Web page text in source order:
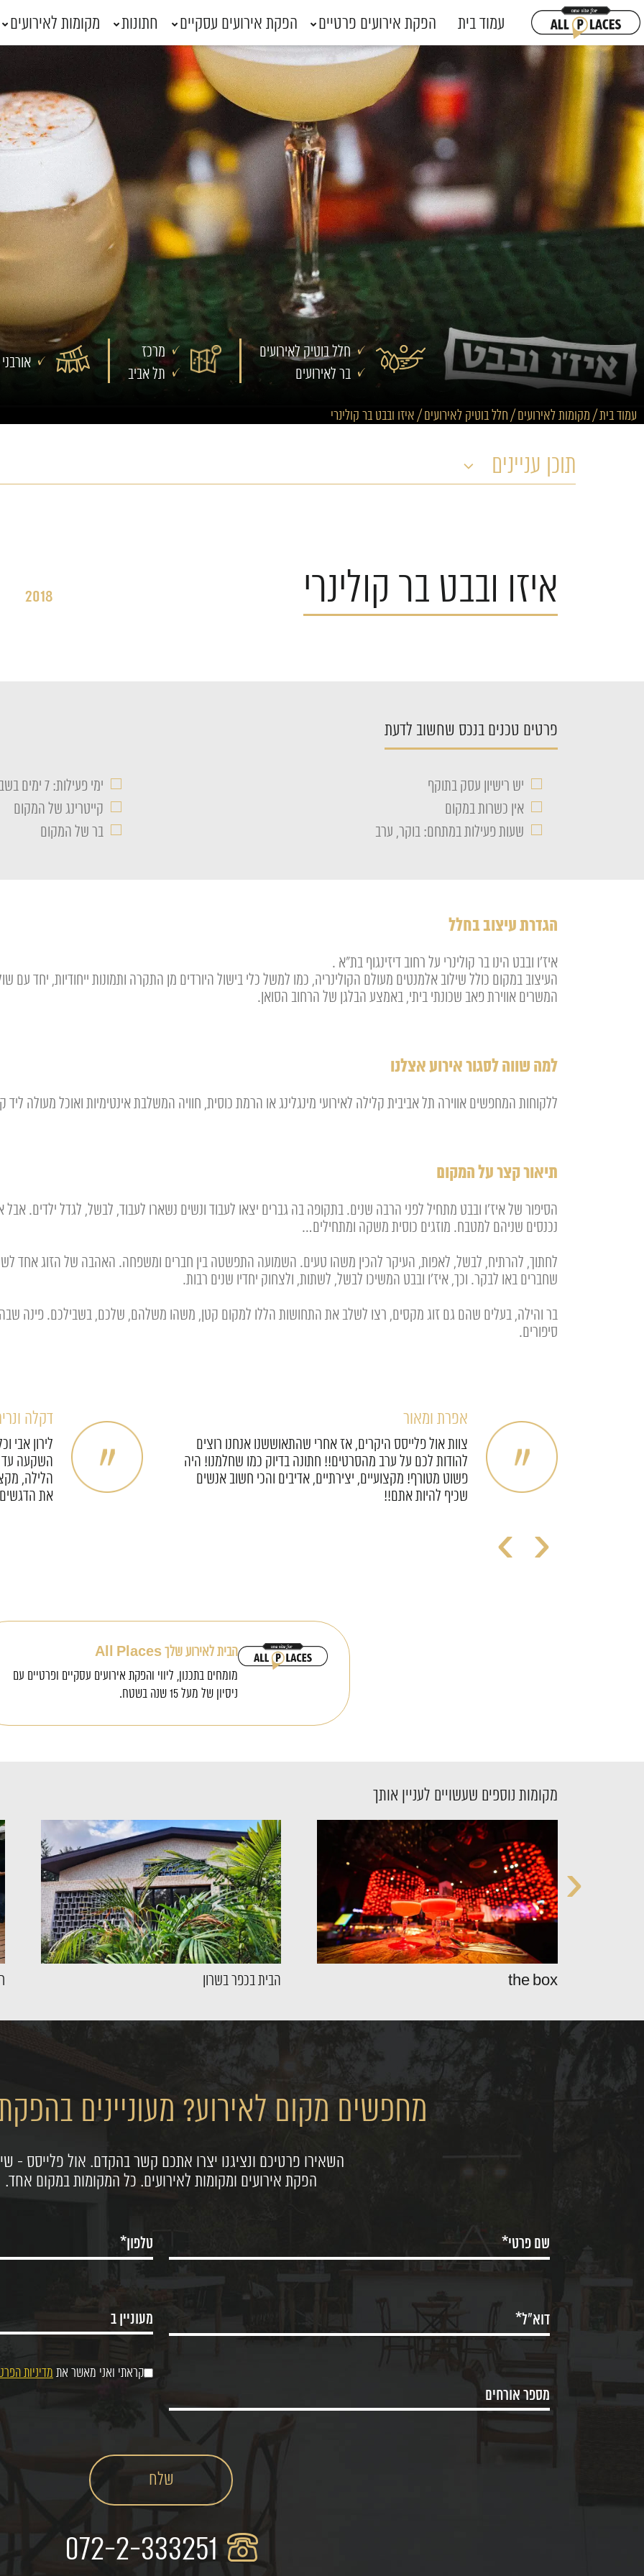
עמוד בית הפקת אירועים פרטיים הפקת אירועים עסקיים חתונות מקומות לאירועים
חלל בוטיק לאירועים
בר לאירועים
מרכז
תל אביב
אורבני
עמוד בית/מקומות לאירועים/חלל בוטיק לאירועים/איזו ובבט בר קולינרי
תוכן עניינים
איזו ובבט בר קולינרי 2018
פרטים טכנים בנכס שחשוב לדעת
□ יש רישיון עסק בתוקף
□ אין כשרות במקום
□ שעות פעילות במתחם: בוקר, ערב
□ ימי פעילות: 7 ימים בשבוע
□ קייטרינג של המקום
□ בר של המקום
הגדרת עיצוב בחלל
איז'ו ובבט הינו בר קולינרי על רחוב דיזינגוף בת"א .
העיצוב במקום כולל שילוב אלמנטים מעולם הקולינריה, כמו למשל כלי בישול היורדים מן התקרה ותמונות ייחודיות, יחד
המשרים אווירת פאב שכונתי ביתי, באמצע הבלגן של הרחוב הסואן.
למה שווה לסגור אירוע אצלנו
ללקוחות המחפשים אווירה תל אביבית קלילה לאירועי מינגלינג או הרמת כוסית, חוויה המשלבת אינטימיות ואוכל מעולה
תיאור קצר על המקום
הסיפור של איז'ו ובבט מתחיל לפני הרבה שנים. בתקופה בה גברים יצאו לעבוד ונשים נשארו לעבוד, לבשל, לגדל ילדים.
נכנסים שניהם למטבח. מוזגים כוסית משקה ומתחילים…
לחתוך, להרתיח, לבשל, לאפות, העיקר להכין משהו טעים. השמועה התפשטה בין חברים ומשפחה. האהבה של הזוג אחד
שחברים באו לבקר. וכך, איז'ו ובבט המשיכו לבשל, לשתות, ולצחוק יחדיו שנים רבות.
בר והילה, בעלים שהם גם זוג מקסים, רצו לשלב את התחושות הללו למקום קטן, משהו משלהם, שלכם, בשבילכם. פינה שבה
סיפורים.
אפרת
צוות אול
להודות
פשוט
שכיף
גלי וחן
לא יכולנו לקוות לליווי טוב יותר! לירון דואג לכל הפרטים הכי
קטנים (כאלה שלא היית חושב עליהם בחיים) במסירות וסבלנות
אינסופיים.
‹
›
הבית לאירוע שלך All Places
מומחים בתכנון, ליווי והפקת אירועים עסקיים ופרטיים עם
ניסיון של מעל 15 שנה בשטח.
מקומות נוספים שעשויים לעניין אותך
הבית בכפר בשרון the box
‹
מחפשים מקום לאירוע? מעוניינים
השאירו פרטיכם ונציגנו יצרו אתכם קשר בהקדם. אול פלייסס -
הפקת אירועים ומקומות לאירועים. כל המקומות במקום אחד.
קראתי ואני מאשר את מדיניות